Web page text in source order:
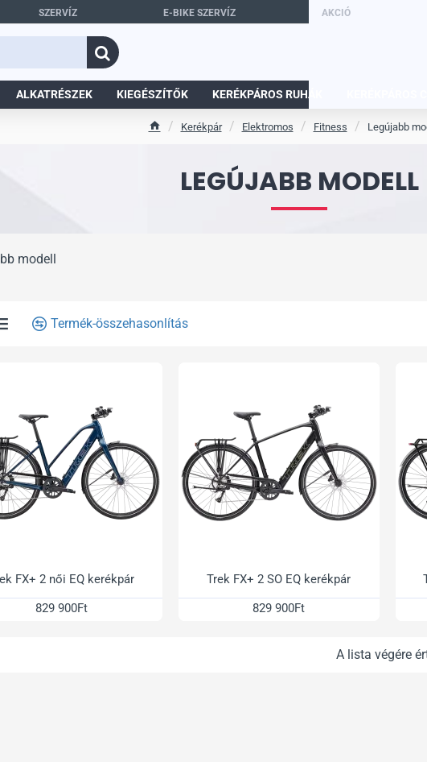
SZERVÍZ E-BIKE SZERVÍZ AKCIÓ
ALKATRÉSZEK KIEGÉSZÍTŐK KERÉKPÁROS RUHÁK
LEGÚJABB MODELL
Kerékpár Elektromos Fitness Legújabb
modell
Termék-összehasonlítás
FX+ 2 női EQ kerékpár
829 900Ft
Trek FX+ 2 SO EQ kerékpár
829 900Ft
A lista végére